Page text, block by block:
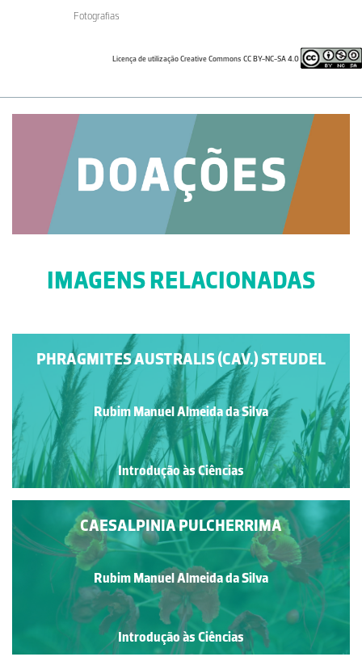
Fotografias
Licença de utilização Creative Commons CC BY-NC-SA 4.0
IMAGENS RELACIONADAS
PHRAGMITES AUSTRALIS (CAV.) STEUDEL
Rubim Manuel Almeida da Silva
Introdução às Ciências
CAESALPINIA PULCHERRIMA
Rubim Manuel Almeida da Silva
Introdução às Ciências